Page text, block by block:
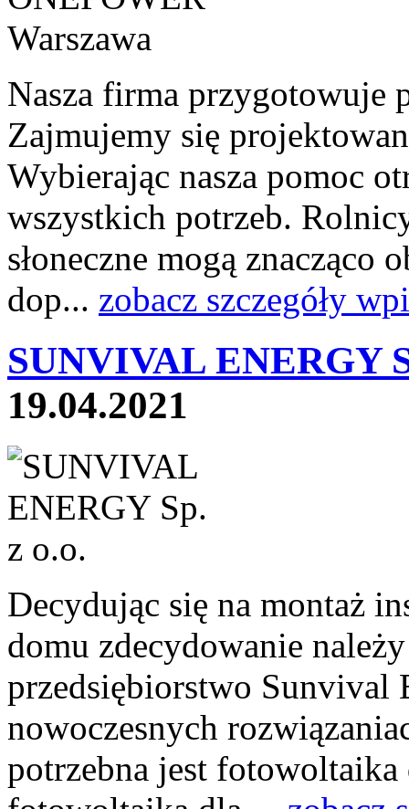
Nasza firma przygotowuje
Zajmujemy się
Wybierając nasza pomoc
wszystkich potrzeb.
słoneczne mogą znacząco
dop... zobacz szczegóły
SUNVIVAL ENERGY
19.04.2021
Decydując się na montaż
domu zdecydowanie
przedsiębiorstwo Sunvival
nowoczesnych
potrzebna jest